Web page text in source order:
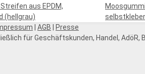
aus EPDM,
(hellgrau)
| AGB | Presse
für Geschäftskunden, Handel,